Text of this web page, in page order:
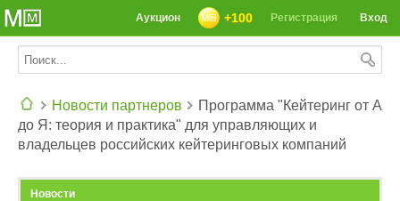
СЕГОДНЯ: 39142 РЕЦЕПТА
Вход
Регистрация
+100
Аукцион
Новости партнеров
Программа "Кейтеринг от А
до Я: теория и практика" для управляющих и
владельцев российских кейтеринговых компаний
Новости